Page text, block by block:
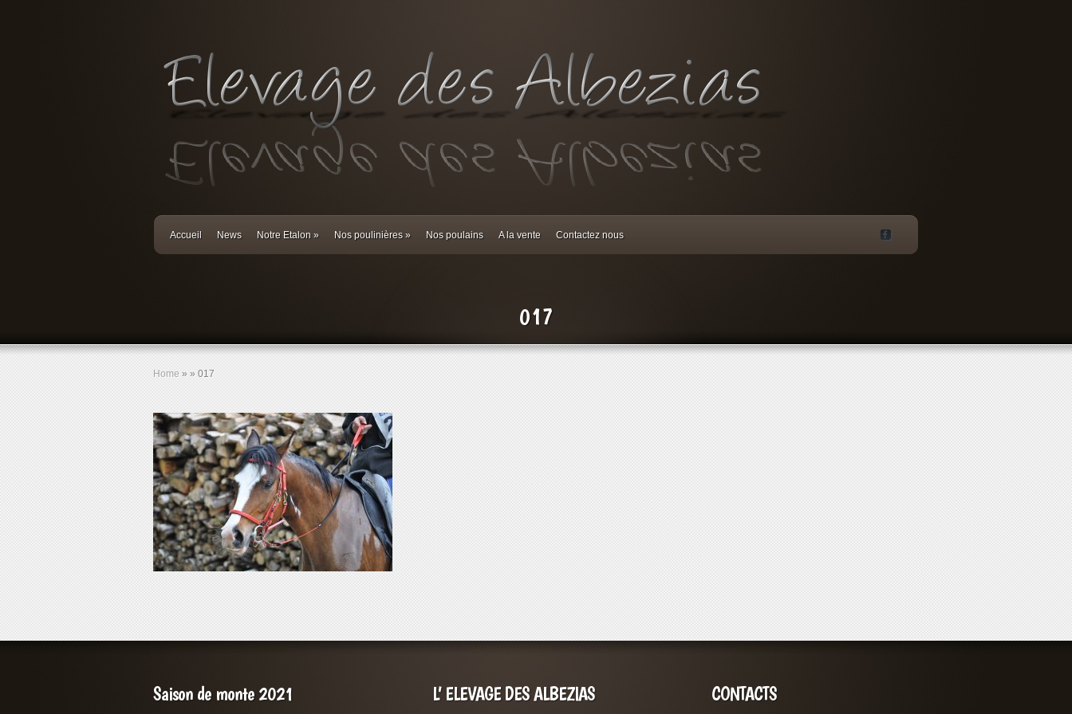
Accueil News Notre Etalon » Nos poulinières» Nos poulains A la vente Contactez nous
017
Home » » 017
Saison de monte 2021 L’ ELEVAGE DES ALBEZIAS CONTACTS